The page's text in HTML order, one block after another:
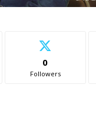
0
Followers